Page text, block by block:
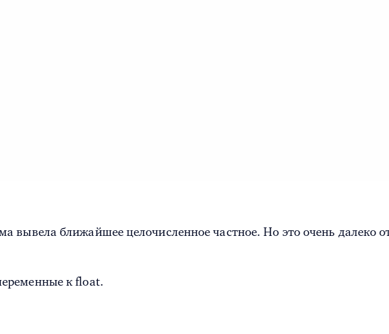
вывела ближайшее целочисленное частное. Но это очень далеко
к float.